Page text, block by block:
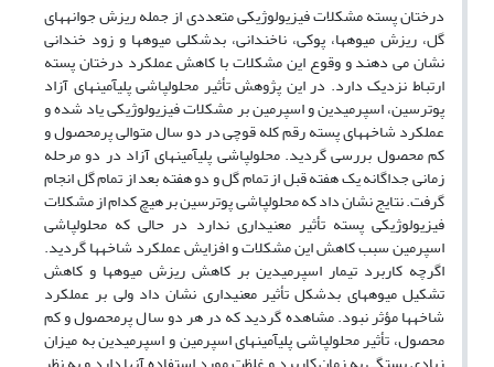
درختان پسته مشکلات فیزیولوژیکی متعددی از جمله ریزش جوانه‎های
گل، ریزش میوه‎‎ها، پوکی، ناخندانی، بدشکلی میوه‎ها و زود خندانی
نشان می دهند و وقوع این مشکلات با کاهش عملکرد درختان پسته
ارتباط نزدیک دارد. در این پژوهش تأثیر محلول‎پاشی پلی‎آمین‎های آزاد
پوترسین، اسپرمیدین و اسپرمین بر مشکلات فیزیولوژیکی یاد شده و
عملکرد شاخه‎های پسته رقم کله قوچی در دو سال متوالی پرمحصول و
کم محصول بررسی گردید. محلول‎پاشی پلی‎آمین‎های آزاد در دو مرحله
زمانی جداگانه یک هفته قبل از تمام گل و دو هفته بعد از تمام گل انجام
گرفت. نتایج نشان داد که محلول‎پاشی پوترسین بر هیچ کدام از مشکلات
فیزیولوژیکی پسته تأثیر معنی‎داری ندارد در حالی که محلول‎پاشی
اسپرمین سبب کاهش این مشکلات و افزایش عملکرد شاخه‎ها گردید.
اگرچه کاربرد تیمار اسپرمیدین بر کاهش ریزش میوه‎ها و کاهش
تشکیل میوه‎های بدشکل تأثیر معنی‎داری نشان داد ولی بر عملکرد
شاخه‎ها مؤثر نبود. مشاهده گردید که در هر دو سال پرمحصول و کم
محصول، تأثیر محلول‎پاشی پلی‎آمین‎های اسپرمین و اسپرمیدین به میزان